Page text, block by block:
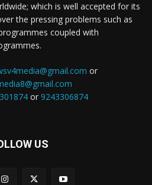
which is well accepted for its
the pressing problems such as
coupled with
or
or 9243306874
US